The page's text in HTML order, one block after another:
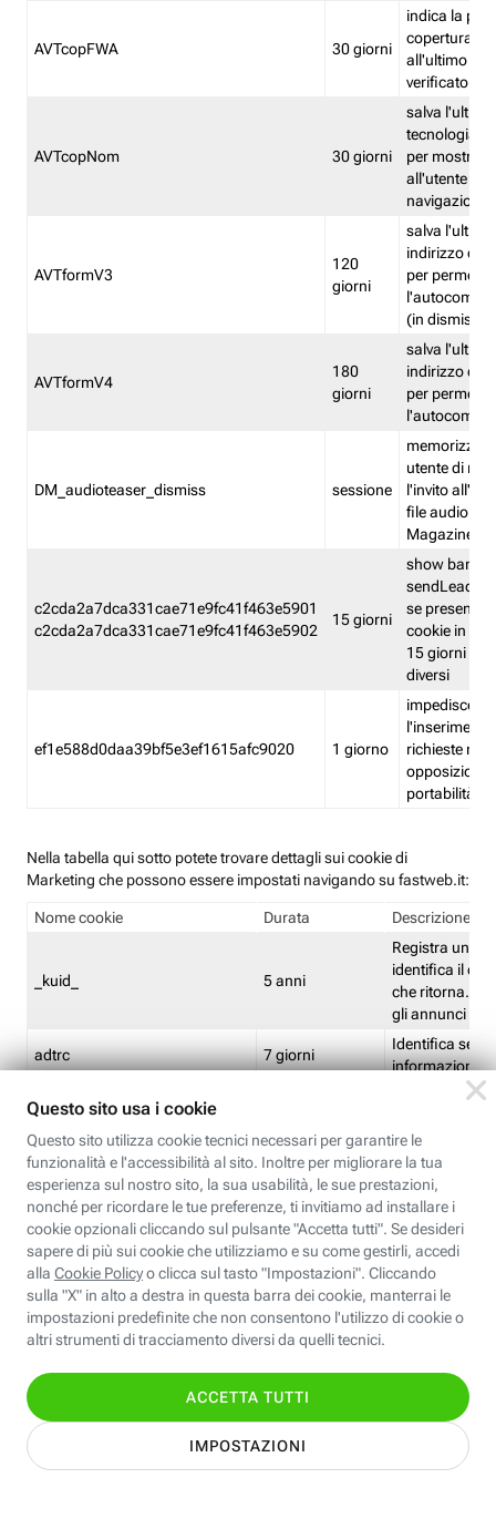
AVTcopFWA 30 giorni
indica la
copertura
all'ultimo
verificato
AVTcopNom 30 giorni
salva l'ultima
tecnologia
per
all'utente
navigazione
AVTformV3
120
giorni
salva l'ultimo
indirizzo di
per
(in
AVTformV4
180
giorni
salva l'ultimo
indirizzo di
per
DM_audioteaser_dismiss sessione
memorizza
utente di
l'invito
file audio del
Magazine
c2cda2a7dca331cae71e9fc41f463e5901
c2cda2a7dca331cae71e9fc41f463e5902
15 giorni
show banner
sendLead
se presenti
cookie in un
15 giorni e
diversi
ef1e588d0daa39bf5e3ef1615afc9020 1 giorno
impedisce
l'inserimento
richieste
opposizione
portabilità
Nella tabella qui sotto potete trovare dettagli sui cookie di
Marketing che possono essere impostati navigando su fastweb.it:
Nome cookie Durata Descrizione
_kuid_ 5 anni
Registra un ID
identifica il
che ritorna.
gli annunci
adtrc 7 giorni
Identifica se
informazioni
CFFC<TagID>
Limite di
CM 1 giorno
Identifica se
ricontrollare
corrispondenti
(impostata da
CM14 14 giorni
Identifica se
ricontrollare
corrispondenti
(impostata da
pagine
EBFC<BannerID> 7 giorni
Identifica la
banner
Identifica la